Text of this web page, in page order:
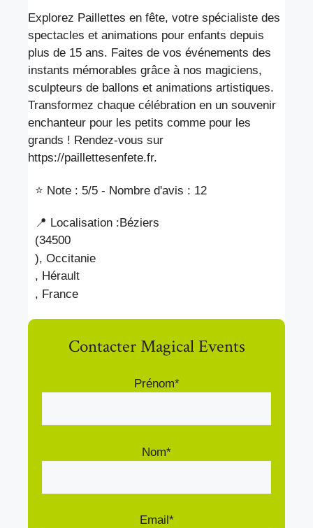
Explorez Paillettes en fête, votre spécialiste des
spectacles et animations pour enfants depuis
plus de 15 ans. Faites de vos événements des
instants mémorables grâce à nos magiciens,
sculpteurs de ballons et animations artistiques.
Transformez chaque célébration en un souvenir
enchanteur pour les petits comme pour les
grands ! Rendez-vous sur
https://paillettesenfete.fr.
⭐ Note : 5/5 - Nombre d'avis : 12
📍 Localisation :Béziers
(34500
), Occitanie
, Hérault
, France
Contacter Magical Events
Prénom*
Nom*
Email*